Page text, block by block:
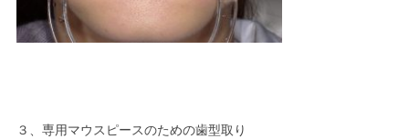
３、専用マウスピースのための歯型取り